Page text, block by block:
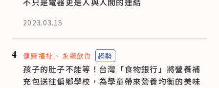
2023.03.15
4 健康福祉 永續飲食 趨勢
孩子的肚子不能等！台灣「食物銀行」將營養補
充包送往偏鄉學校，為學童帶來營養均衡的美味